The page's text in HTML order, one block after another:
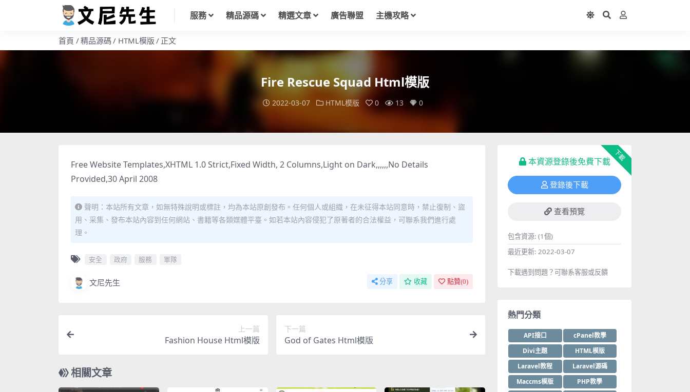
服務 精品源碼 精選文章 廣告聯盟 主機攻略
首頁 精品源碼 HTML模版 正文
Fire Rescue Squad Html模版
2022-03-07 HTML模版 0 13 0
Free Website Templates,XHTML 1.0 Strict,Fixed Width, 2 Columns,Light on Dark,,,,,,No Details
Provided,30 April 2008
聲明：本站所有文章，如無特殊說明或標註，均為本站原創發布。任何個人或組織，在未征得本站同意時，禁止復制、盜
用、采集、發布本站內容到任何網站、書籍等各類媒體平臺。如若本站內容侵犯了原著者的合法權益，可聯系我們進行處
理。
安全 政府 服務 軍隊
文尼先生 分享 收藏 點贊(0)
上一篇
Fashion House Html模版
下一篇
God of Gates Html模版
相關文章
下載
本資源登錄後免費下載
登錄後下載
查看預覽
包含資源: (1個)
最近更新: 2022-03-07
下載遇到問題？可聯系客服或反饋
熱門分類
API接口
cPanel教學
Divi主題
HTML模版
Laravel教程
Laravel源碼
Maccms模版
PHP教學